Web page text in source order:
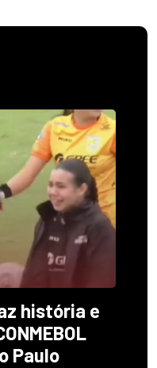
história e
Paulo